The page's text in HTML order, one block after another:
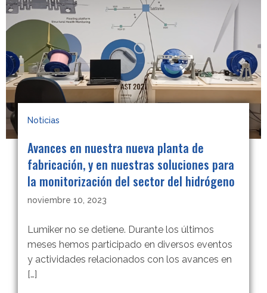
Noticias
Avances en nuestra nueva planta de
fabricación, y en nuestras soluciones para
la monitorización del sector del hidrógeno
noviembre 10, 2023
Lumiker no se detiene. Durante los últimos
meses hemos participado en diversos eventos
y actividades relacionados con los avances en
[…]